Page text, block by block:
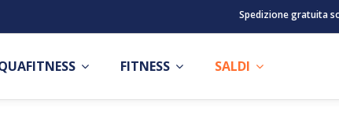
Spedizione gratuita
FITNESS SALDI